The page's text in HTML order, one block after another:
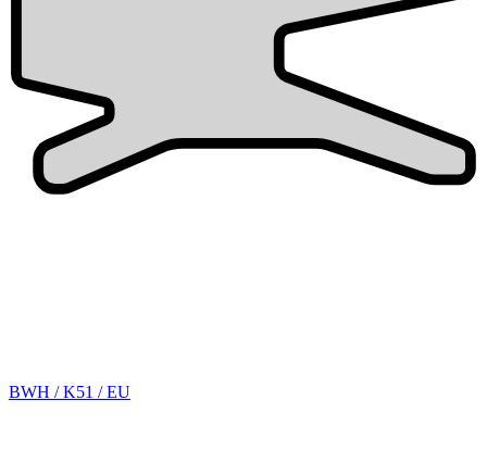
BWH / K51 / EU